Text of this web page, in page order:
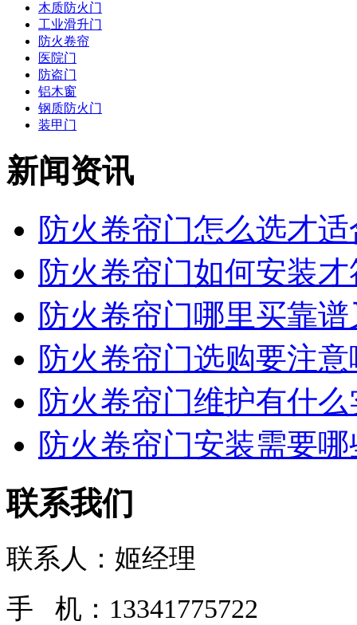
木质防火门
工业滑升门
防火卷帘
医院门
防盗门
铝木窗
钢质防火门
装甲门
新闻资讯
防火卷帘门怎么选才
防火卷帘门如何安装
防火卷帘门哪里买靠
防火卷帘门选购要注
防火卷帘门维护有什
防火卷帘门安装需要
联系我们
联系人：姬经理
手 机：13341775722